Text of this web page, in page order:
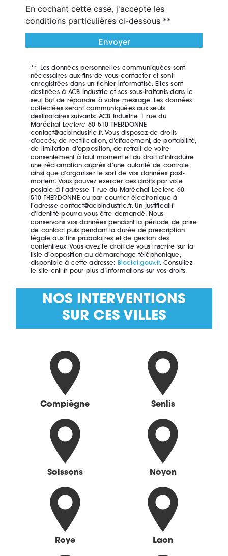
En cochant cette case, j'accepte les
conditions particulières ci-dessous **
Envoyer
** Les données personnelles communiquées sont
nécessaires aux fins de vous contacter et sont
enregistrées dans un fichier informatisé. Elles sont
destinées à ACB Industrie et ses sous-traitants dans le
seul but de répondre à votre message. Les données
collectées seront communiquées aux seuls
destinataires suivants: ACB Industrie 1 rue du
Maréchal Leclerc 60 510 THERDONNE
contact@acbindustrie.fr. Vous disposez de droits
d’accès, de rectification, d’effacement, de portabilité,
de limitation, d’opposition, de retrait de votre
consentement à tout moment et du droit d’introduire
une réclamation auprès d’une autorité de contrôle,
ainsi que d’organiser le sort de vos données post-
mortem. Vous pouvez exercer ces droits par voie
postale à l'adresse 1 rue du Maréchal Leclerc 60
510 THERDONNE ou par courrier électronique à
l'adresse contact@acbindustrie.fr. Un justificatif
d'identité pourra vous être demandé. Nous
conservons vos données pendant la période de prise
de contact puis pendant la durée de prescription
légale aux fins probatoires et de gestion des
contentieux. Vous avez le droit de vous inscrire sur la
liste d'opposition au démarchage téléphonique,
disponible à cette adresse: Bloctel.gouv.fr. Consultez
le site cnil.fr pour plus d’informations sur vos droits.
NOS INTERVENTIONS
SUR CES VILLES
Compiègne Senlis
Soissons Noyon
Roye Laon